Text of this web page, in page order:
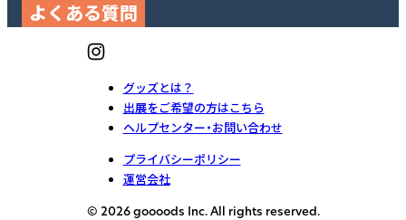
よくある質問
グッズとは？
出展をご希望の方はこちら
ヘルプセンター・お問い合わせ
プライバシーポリシー
運営会社
© 2026 goooods Inc. All rights reserved.